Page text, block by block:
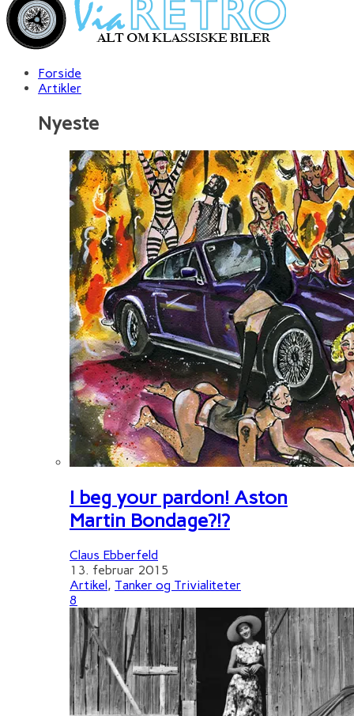
Forside
Artikler
Nyeste
I beg your pardon! Aston
Martin Bondage?!?
Claus Ebberfeld
13. februar 2015
Artikel, Tanker og Trivialiteter
8